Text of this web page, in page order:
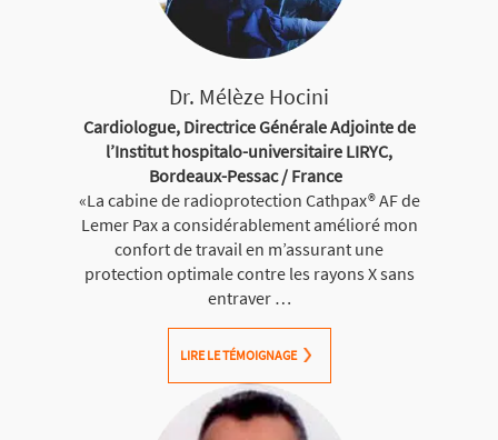
Dr. Mélèze Hocini
Cardiologue, Directrice Générale Adjointe de
l’Institut hospitalo-universitaire LIRYC,
Bordeaux-Pessac / France
«La cabine de radioprotection Cathpax® AF de
Lemer Pax a considérablement amélioré mon
confort de travail en m’assurant une
protection optimale contre les rayons X sans
entraver …
LIRE LE TÉMOIGNAGE